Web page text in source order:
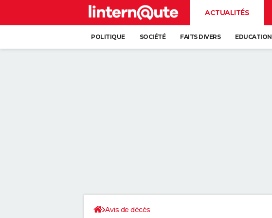
ACTUALITÉS
POLITIQUE SOCIÉTÉ FAITS DIVERS EDUCATION
Avis de décès